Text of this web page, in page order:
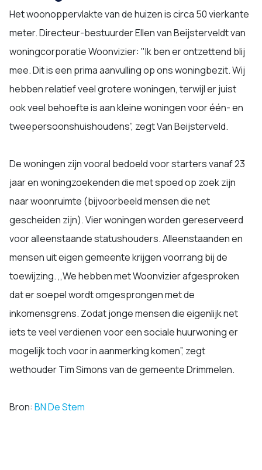
Het woonoppervlakte van de huizen is circa 50 vierkante
meter. Directeur-bestuurder Ellen van Beijsterveldt van
woningcorporatie Woonvizier: "Ik ben er ontzettend blij
mee. Dit is een prima aanvulling op ons woningbezit. Wij
hebben relatief veel grotere woningen, terwijl er juist
ook veel behoefte is aan kleine woningen voor één- en
tweepersoonshuishoudens”, zegt Van Beijsterveld.
De woningen zijn vooral bedoeld voor starters vanaf 23
jaar en woningzoekenden die met spoed op zoek zijn
naar woonruimte (bijvoorbeeld mensen die net
gescheiden zijn). Vier woningen worden gereserveerd
voor alleenstaande statushouders. Alleenstaanden en
mensen uit eigen gemeente krijgen voorrang bij de
toewijzing. ,,We hebben met Woonvizier afgesproken
dat er soepel wordt omgesprongen met de
inkomensgrens. Zodat jonge mensen die eigenlijk net
iets te veel verdienen voor een sociale huurwoning er
mogelijk toch voor in aanmerking komen”, zegt
wethouder Tim Simons van de gemeente Drimmelen.
Bron: BN De Stem